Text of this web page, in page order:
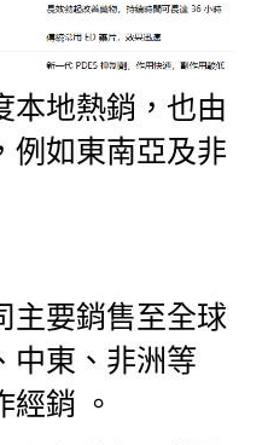
本地熱銷，也由
例如東南亞及非
主要銷售至全球
中東、非洲等
經銷 。